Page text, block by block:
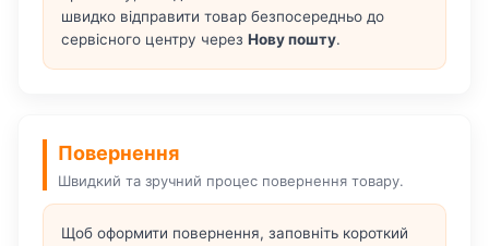
швидко відправити товар безпосередньо до
сервісного центру через Нову пошту.
Повернення
Швидкий та зручний процес повернення товару.
Щоб оформити повернення, заповніть короткий